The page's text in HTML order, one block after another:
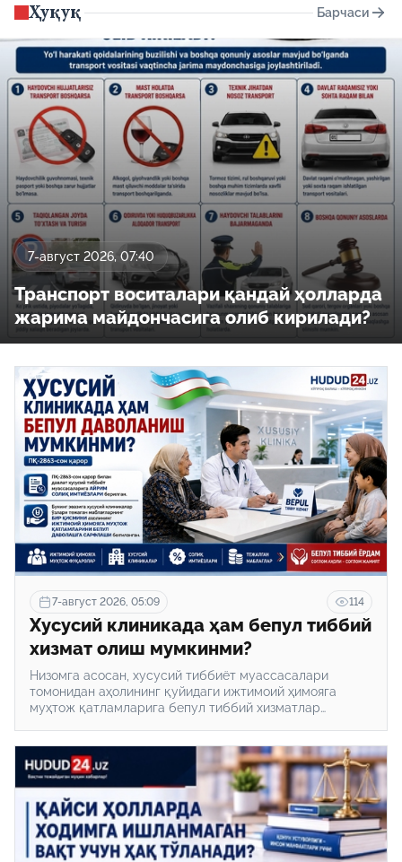
Ҳуқуқ Барчаси
7-август 2026, 07:40
Транспорт воситалари қандай ҳолларда
жарима майдончасига олиб кирилади?
7-август 2026, 05:09 114
Хусусий клиникада ҳам бепул тиббий
хизмат олиш мумкинми?
Низомга асосан, хусусий тиббиёт муассасалари
томонидан аҳолининг қуйидаги ижтимоий ҳимояга
муҳтож қатламларига бепул тиббий хизматлар